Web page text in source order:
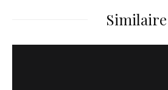
Similaire